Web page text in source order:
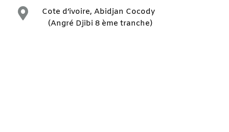

Cote d’ivoire, Abidjan Cocody
(Angré Djibi 8 ème tranche)